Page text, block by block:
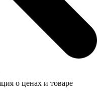
о ценах и товаре